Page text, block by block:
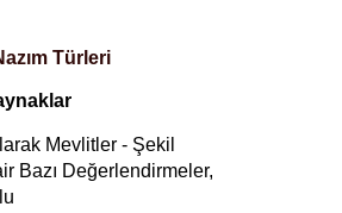
Türleri
Mevlitler - Şekil
Bazı Değerlendirmeler,